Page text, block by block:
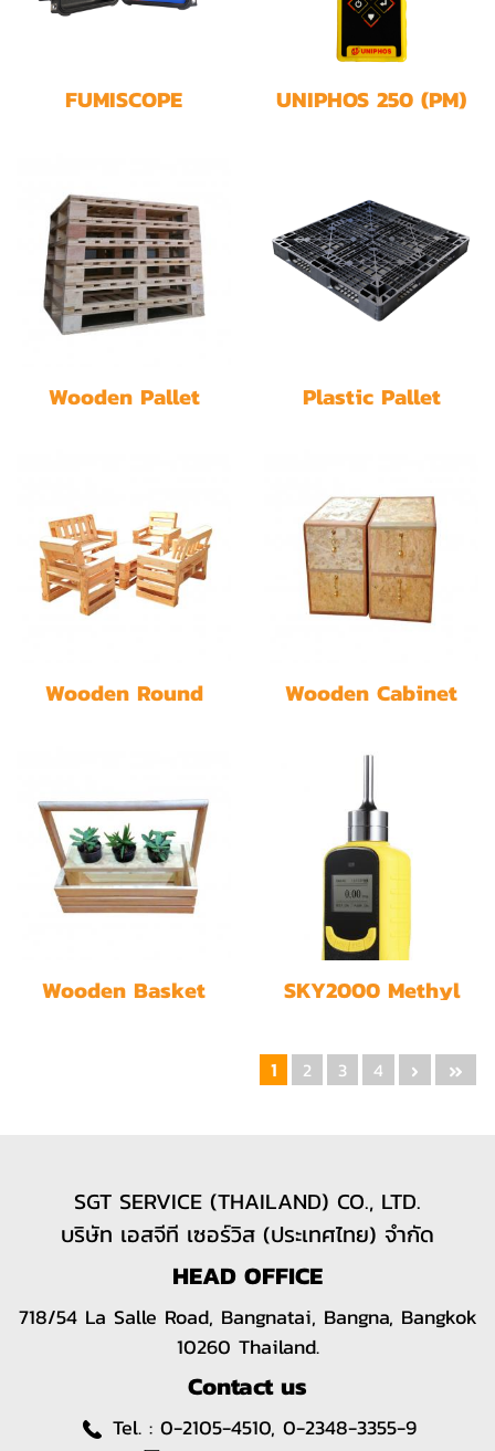
FUMISCOPE
UNIPHOS 250 (PM)
Wooden Pallet
Plastic Pallet
Wooden Round
Wooden Cabinet
Wooden Basket
SKY2000 Methyl
1 2 3 4
SGT SERVICE (THAILAND) CO., LTD.
บริษัท เอสจีที เซอร์วิส (ประเทศไทย) จำกัด
HEAD OFFICE
718/54 La Salle Road, Bangnatai, Bangna, Bangkok
10260 Thailand.
Contact us
Tel. : 0-2105-4510, 0-2348-3355-9